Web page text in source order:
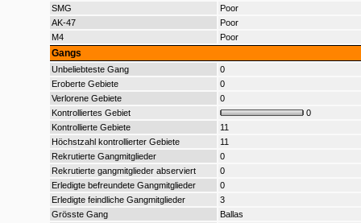
SMG
Poor
AK-47
Poor
M4
Poor
Gangs
Unbeliebteste Gang
0
Eroberte Gebiete
0
Verlorene Gebiete
0
Kontrolliertes Gebiet
0
Kontrollierte Gebiete
11
Höchstzahl kontrollierter Gebiete
11
Rekrutierte Gangmitglieder
0
Rekrutierte gangmitglieder abserviert
0
Erledigte befreundete Gangmitglieder
0
Erledigte feindliche Gangmitglieder
3
Grösste Gang
Ballas